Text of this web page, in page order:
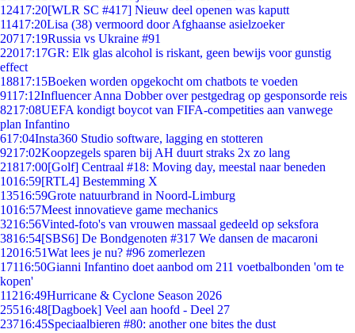
12417:20[WLR SC #417] Nieuw deel openen was kaputt
11417:20Lisa (38) vermoord door Afghaanse asielzoeker
20717:19Russia vs Ukraine #91
22017:17GR: Elk glas alcohol is riskant, geen bewijs voor gunstig
effect
18817:15Boeken worden opgekocht om chatbots te voeden
9117:12Influencer Anna Dobber over pestgedrag op gesponsorde reis
8217:08UEFA kondigt boycot van FIFA-competities aan vanwege
plan Infantino
617:04Insta360 Studio software, lagging en stotteren
9217:02Koopzegels sparen bij AH duurt straks 2x zo lang
21817:00[Golf] Centraal #18: Moving day, meestal naar beneden
1016:59[RTL4] Bestemming X
13516:59Grote natuurbrand in Noord-Limburg
1016:57Meest innovatieve game mechanics
3216:56Vinted-foto's van vrouwen massaal gedeeld op seksfora
3816:54[SBS6] De Bondgenoten #317 We dansen de macaroni
12016:51Wat lees je nu? #96 zomerlezen
17116:50Gianni Infantino doet aanbod om 211 voetbalbonden 'om te
kopen'
11216:49Hurricane & Cyclone Season 2026
25516:48[Dagboek] Veel aan hoofd - Deel 27
23716:45Speciaalbieren #80: another one bites the dust